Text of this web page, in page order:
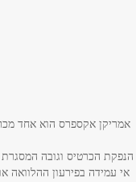
טלפון*
אמריקן אקספרס הוא אחד
הנפקת הכרטיס וגובה
אי עמידה בפירעון ההלוואה